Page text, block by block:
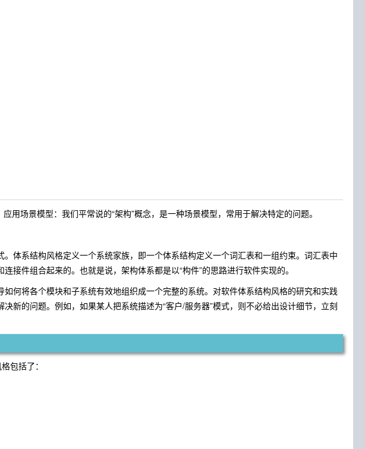
场景模型：我们平常说的“架构”概念，是一种场景模型，常用于解决特定的问题。
体系结构风格定义一个系统家族，即一个体系结构定义一个词汇表和一组约束。词汇表中
接件组合起来的。也就是说，架构体系都是以“构件”的思路进行软件实现的。
何将各个模块和子系统有效地组织成一个完整的系统。对软件体系结构风格的研究和实践
新的问题。例如，如果某人把系统描述为“客户/服务器”模式，则不必给出设计细节，立刻
包括了：